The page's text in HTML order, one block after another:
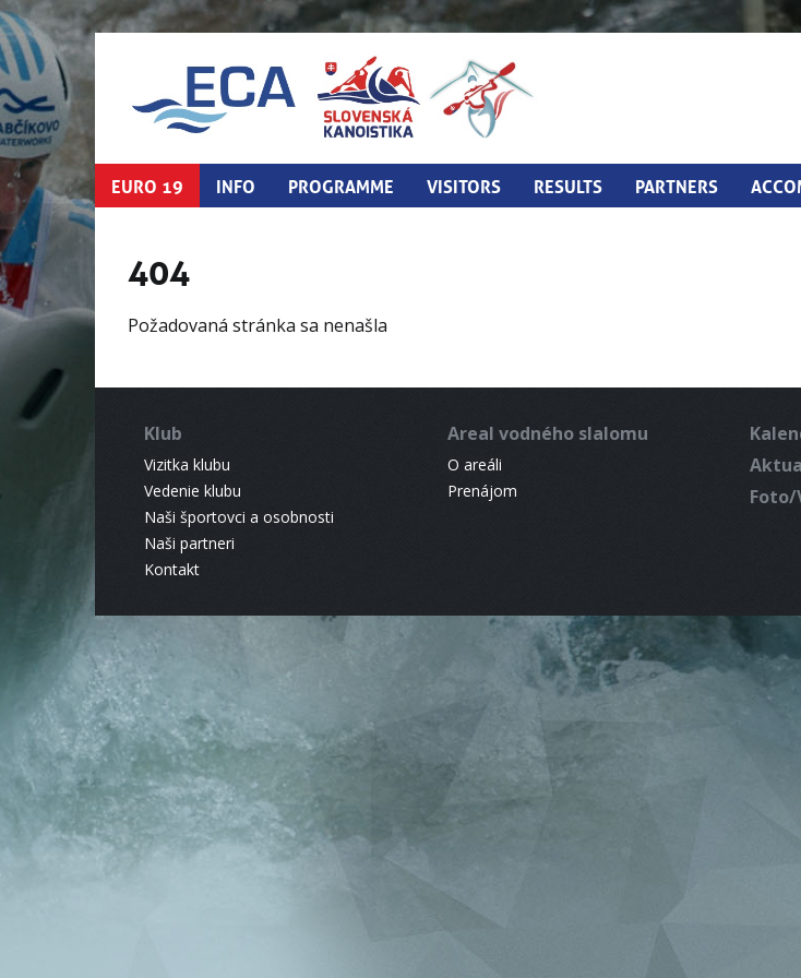
EURO 19 INFO PROGRAMME VISITORS RESULTS PARTNERS
404
Požadovaná stránka sa nenašla
Klub
Vizitka klubu
Vedenie klubu
Naši športovci a osobnosti
Naši partneri
Kontakt
Areal vodného slalomu
O areáli
Prenájom
Foto/